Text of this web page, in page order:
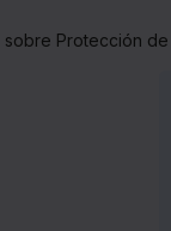
sobre Protección de